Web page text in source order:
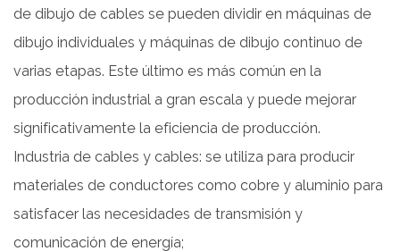
de dibujo de cables se pueden dividir en máquinas de
dibujo individuales y máquinas de dibujo continuo de
varias etapas. Este último es más común en la
producción industrial a gran escala y puede mejorar
significativamente la eficiencia de producción.
Industria de cables y cables: se utiliza para producir
materiales de conductores como cobre y aluminio para
satisfacer las necesidades de transmisión y
comunicación de energía;